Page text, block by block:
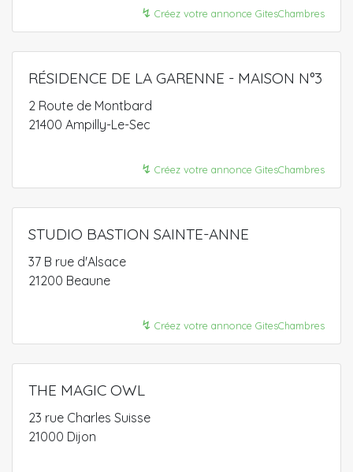
↯ Créez votre annonce GitesChambres
RÉSIDENCE DE LA GARENNE - MAISON N°3
2 Route de Montbard
21400 Ampilly-Le-Sec
↯ Créez votre annonce GitesChambres
STUDIO BASTION SAINTE-ANNE
37 B rue d'Alsace
21200 Beaune
↯ Créez votre annonce GitesChambres
THE MAGIC OWL
23 rue Charles Suisse
21000 Dijon